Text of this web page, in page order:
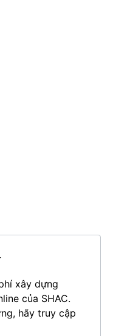
xây dựng
của SHAC.
hãy truy cập